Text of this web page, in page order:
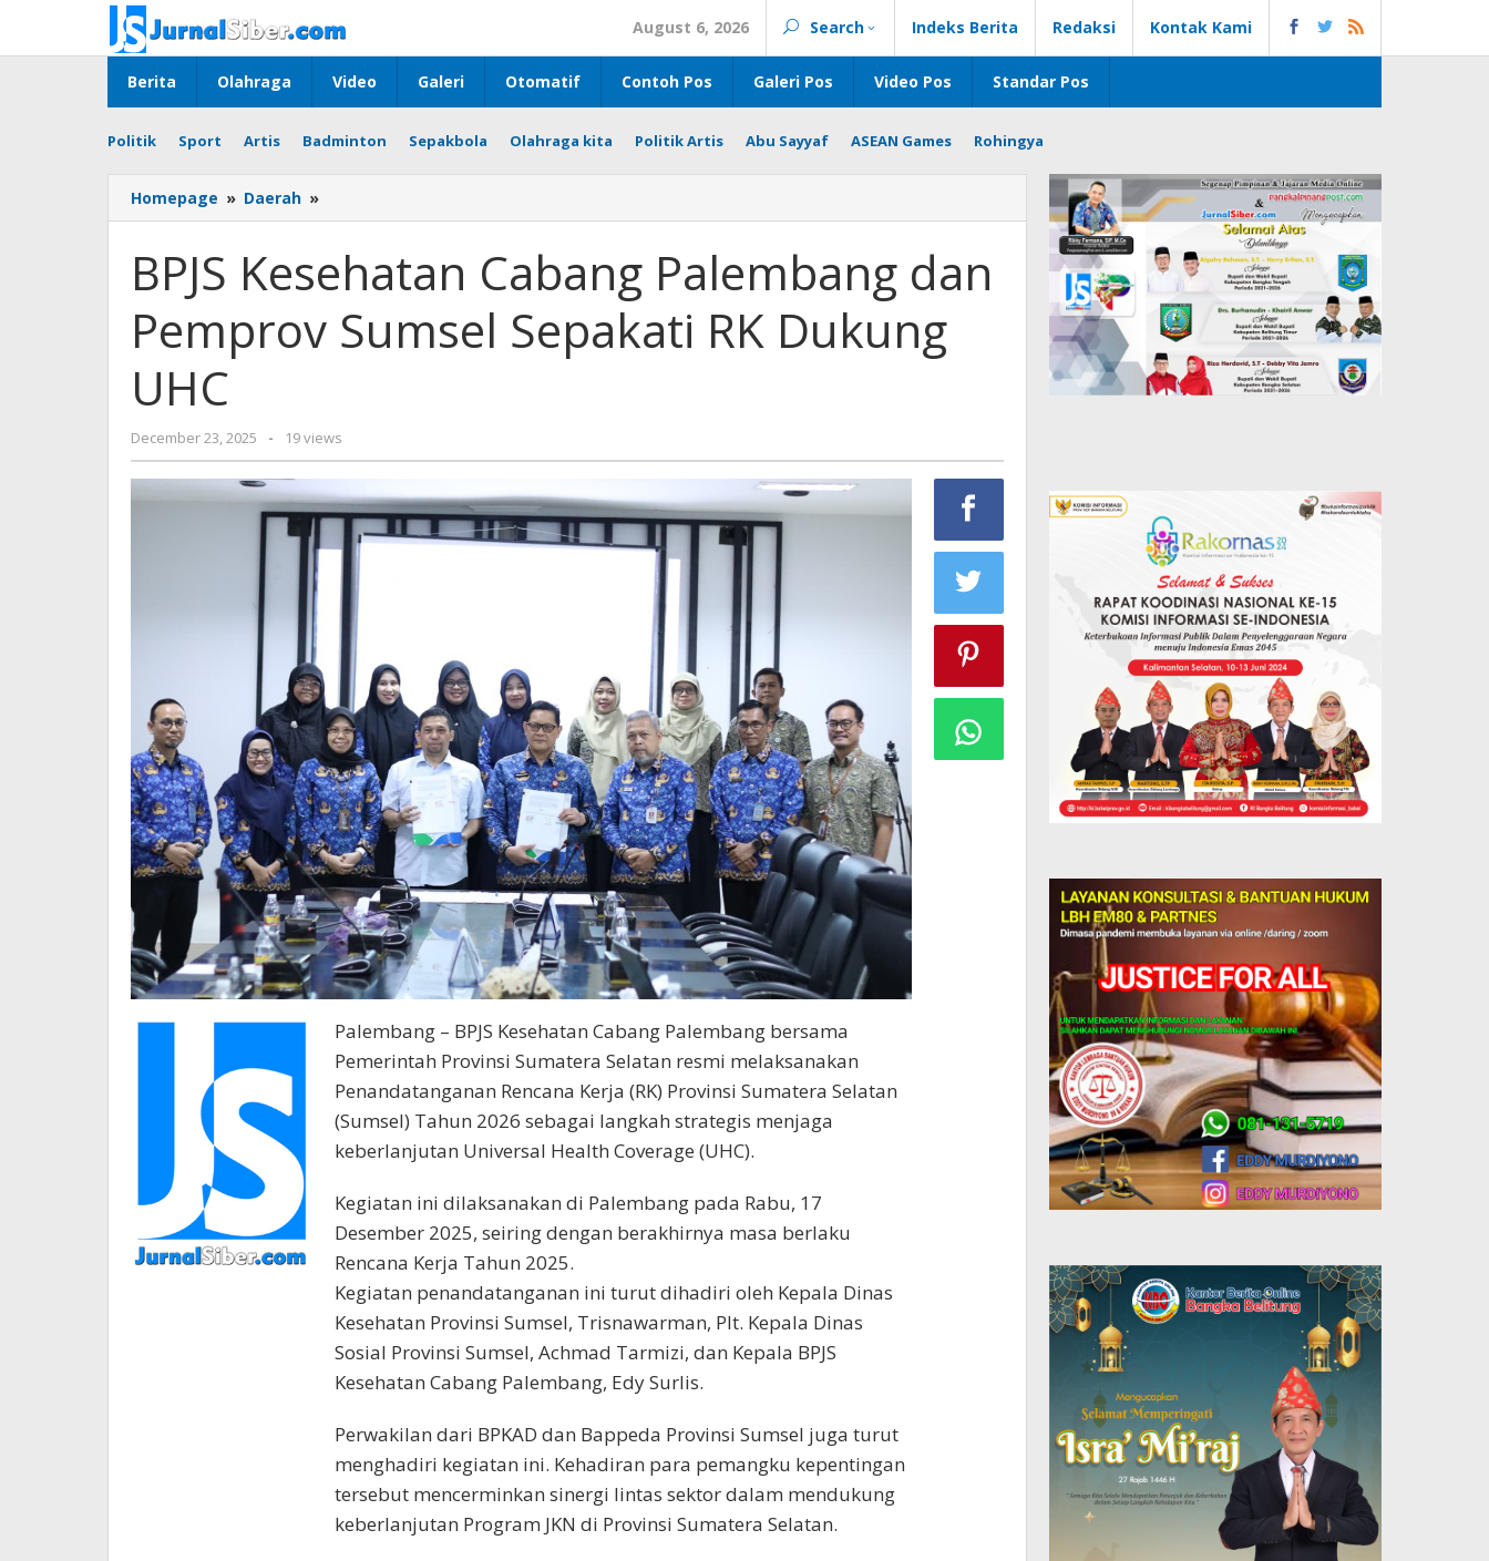
content
August 6, 2026 Search Indeks Berita Redaksi Kontak Kami
Berita Olahraga Video Galeri Otomatif Contoh Pos Galeri Pos Video Pos Standar Pos
Politik Sport Artis Badminton Sepakbola Olahraga kita Politik Artis Abu Sayyaf ASEAN Games Rohingya
Homepage » Daerah »
Kesehatan
Palembang
dan
Pemprov
Sumsel
BPJS Kesehatan Cabang Palembang dan
Pemprov Sumsel Sepakati RK Dukung
UHC
December 23, 2025
by
faras
prakasa
- 19 views
Palembang – BPJS Kesehatan Cabang Palembang bersama
Pemerintah Provinsi Sumatera Selatan resmi melaksanakan
Penandatanganan Rencana Kerja (RK) Provinsi Sumatera Selatan
(Sumsel) Tahun 2026 sebagai langkah strategis menjaga
keberlanjutan Universal Health Coverage (UHC).
Kegiatan ini dilaksanakan di Palembang pada Rabu, 17
Desember 2025, seiring dengan berakhirnya masa berlaku
Rencana Kerja Tahun 2025.
Kegiatan penandatanganan ini turut dihadiri oleh Kepala Dinas
Kesehatan Provinsi Sumsel, Trisnawarman, Plt. Kepala Dinas
Sosial Provinsi Sumsel, Achmad Tarmizi, dan Kepala BPJS
Kesehatan Cabang Palembang, Edy Surlis.
Perwakilan dari BPKAD dan Bappeda Provinsi Sumsel juga turut
menghadiri kegiatan ini. Kehadiran para pemangku kepentingan
tersebut mencerminkan sinergi lintas sektor dalam mendukung
keberlanjutan Program JKN di Provinsi Sumatera Selatan.